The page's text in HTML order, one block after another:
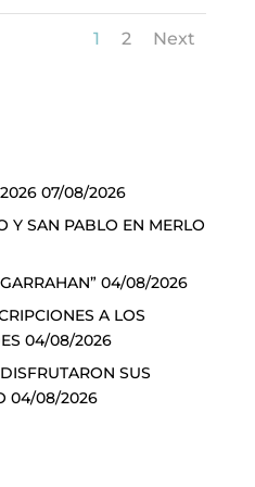
1 2 Next
07/08/2026
Y SAN PABLO EN MERLO
04/08/2026
A LOS
04/08/2026
SUS
04/08/2026